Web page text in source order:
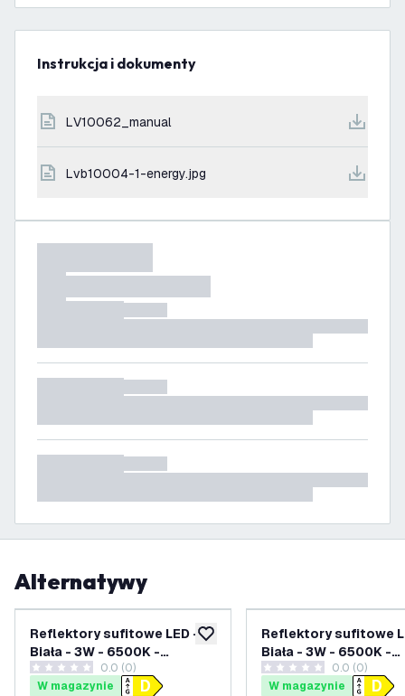
Instrukcja i dokumenty
LV10062_manual
lvb10004-1-energy.jpg
Alternatywy
dodaj do listy życzeń
Reflektory sufitowe LED -
Biała - 3W - 6500K -
ściemniany - Uchylna
0 Gwiazdki oceny
0.0 (0)
W magazynie
Reflektory sufitowe
Biała - 3W - 6500K -
ściemniany - Trio -
0 Gwiazdki oceny
0.0 (0)
W magazynie